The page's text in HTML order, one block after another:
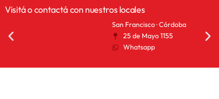
Visitá o contactá con nuestros locales